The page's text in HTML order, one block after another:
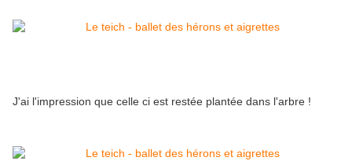
J'ai l'impression que celle ci est restée plantée dans l'arbre !